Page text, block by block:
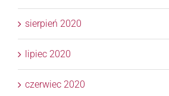
sierpień 2020
lipiec 2020
czerwiec 2020